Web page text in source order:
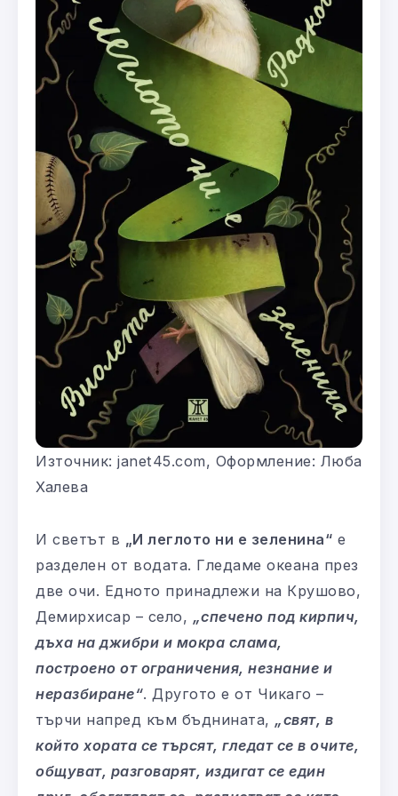
Източник: janet45.com, Оформление: Люба
Халева
И светът в „И леглото ни е зеленина“ е
разделен от водата. Гледаме океана през
две очи. Едното принадлежи на Крушово,
Демирхисар – село, „спечено под кирпич,
дъха на джибри и мокра слама,
построено от ограничения, незнание и
неразбиране“. Другото е от Чикаго –
търчи напред към бъднината, „свят, в
който хората се търсят, гледат се в очите,
общуват, разговарят, издигат се един